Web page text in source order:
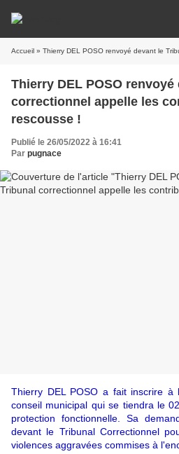
Accueil » Thierry DEL POSO renvoyé devant le Tribunal
Thierry DEL POSO renvoyé
correctionnel appelle les
rescousse !
Publié le 26/05/2022 à 16:41
Par pugnace
Thierry DEL POSO a fait inscrire
conseil municipal qui se tiendra le
protection fonctionnelle. Sa
devant le Tribunal Correctionnel
violences aggravées commises à